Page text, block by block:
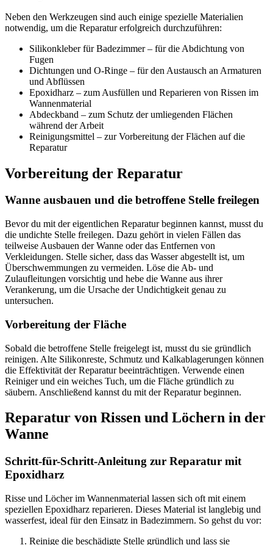
Neben den Werkzeugen sind auch einige spezielle Materialien
notwendig, um die Reparatur erfolgreich durchzuführen:
Silikonkleber für Badezimmer – für die Abdichtung von
Fugen
Dichtungen und O-Ringe – für den Austausch an Armaturen
und Abflüssen
Epoxidharz – zum Ausfüllen und Reparieren von Rissen im
Wannenmaterial
Abdeckband – zum Schutz der umliegenden Flächen
während der Arbeit
Reinigungsmittel – zur Vorbereitung der Flächen auf die
Reparatur
Vorbereitung der Reparatur
Wanne ausbauen und die betroffene Stelle freilegen
Bevor du mit der eigentlichen Reparatur beginnen kannst, musst du
die undichte Stelle freilegen. Dazu gehört in vielen Fällen das
teilweise Ausbauen der Wanne oder das Entfernen von
Verkleidungen. Stelle sicher, dass das Wasser abgestellt ist, um
Überschwemmungen zu vermeiden. Löse die Ab- und
Zulaufleitungen vorsichtig und hebe die Wanne aus ihrer
Verankerung, um die Ursache der Undichtigkeit genau zu
untersuchen.
Vorbereitung der Fläche
Sobald die betroffene Stelle freigelegt ist, musst du sie gründlich
reinigen. Alte Silikonreste, Schmutz und Kalkablagerungen können
die Effektivität der Reparatur beeinträchtigen. Verwende einen
Reiniger und ein weiches Tuch, um die Fläche gründlich zu
säubern. Anschließend kannst du mit der Reparatur beginnen.
Reparatur von Rissen und Löchern in der
Wanne
Schritt-für-Schritt-Anleitung zur Reparatur mit
Epoxidharz
Risse und Löcher im Wannenmaterial lassen sich oft mit einem
speziellen Epoxidharz reparieren. Dieses Material ist langlebig und
wasserfest, ideal für den Einsatz in Badezimmern. So gehst du vor:
Reinige die beschädigte Stelle gründlich und lass sie